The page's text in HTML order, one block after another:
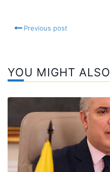
Previous post
YOU MIGHT